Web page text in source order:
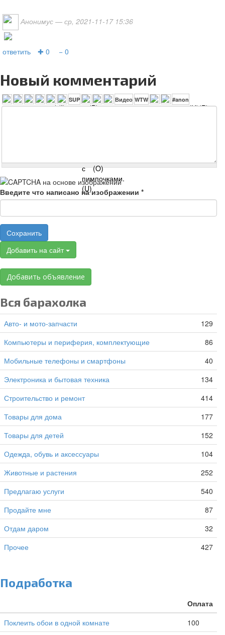
Анонимус — ср, 2021-11-17 15:36
ответить ✚ 0 − 0
Новый комментарий
Введите что написано на изображении *
Сохранить
Добавить на сайт
Добавить объявление
Вся барахолка
Авто- и мото-запчасти
129
Компьютеры и периферия, комплектующие
86
Мобильные телефоны и смартфоны
40
Электроника и бытовая техника
134
Строительство и ремонт
414
Товары для дома
177
Товары для детей
152
Одежда, обувь и аксессуары
104
Животные и растения
252
Предлагаю услуги
540
Продайте мне
87
Отдам даром
32
Прочее
427
Подработка
Оплата
Поклеить обои в одной комнате
100